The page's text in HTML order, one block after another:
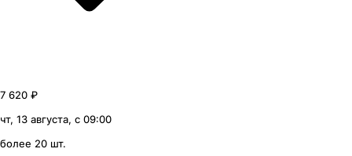
7 620 ₽
чт, 13 августа, с 09:00
более 20 шт.